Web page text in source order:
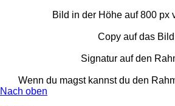
Bild in der Höhe auf 800 px
Copy auf das Bild
Signatur auf den
Wenn du magst kannst du den
Nach oben